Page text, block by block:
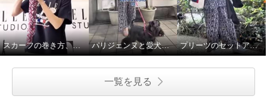
スカーフの巻き方、簡単2通りです♪ パリジェンヌと愛犬のお散歩スタイル プリーツのセットアップで語学レッスンへ♪
一覧を見る